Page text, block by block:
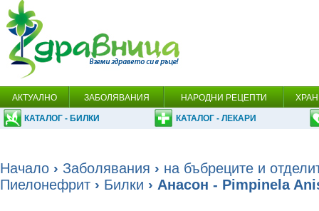
АКТУАЛНО ЗАБОЛЯВАНИЯ НАРОДНИ РЕЦЕПТИ
КАТАЛОГ - БИЛКИ КАТАЛОГ - ЛЕКАРИ
Начало › Заболявания › на бъбреците и
Пиелонефрит › Билки › Анасон - Pimpinela